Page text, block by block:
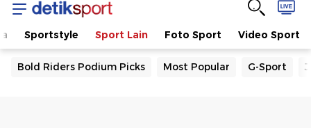
Sportstyle Sport Lain Foto Sport Video Sport
Bold Riders Podium Picks Most Popular G-Sport